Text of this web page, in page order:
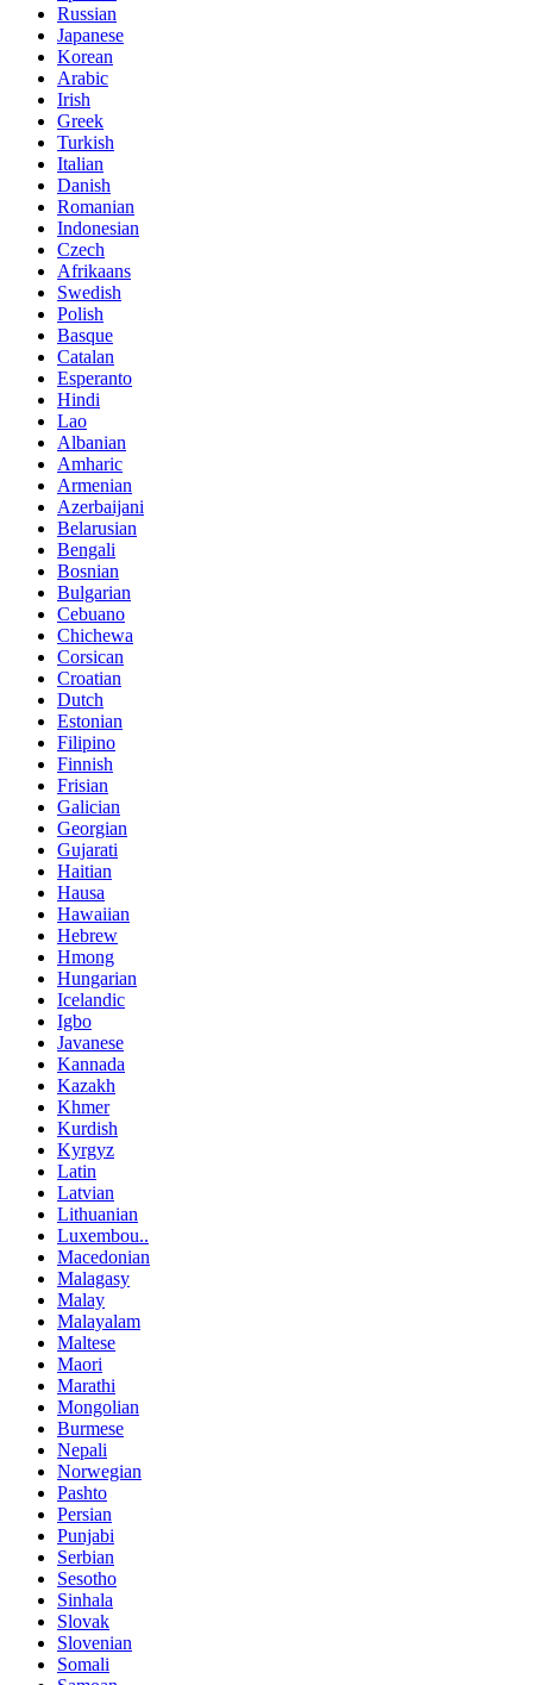
Russian
Japanese
Korean
Arabic
Irish
Greek
Turkish
Italian
Danish
Romanian
Indonesian
Czech
Afrikaans
Swedish
Polish
Basque
Catalan
Esperanto
Hindi
Lao
Albanian
Amharic
Armenian
Azerbaijani
Belarusian
Bengali
Bosnian
Bulgarian
Cebuano
Chichewa
Corsican
Croatian
Dutch
Estonian
Filipino
Finnish
Frisian
Galician
Georgian
Gujarati
Haitian
Hausa
Hawaiian
Hebrew
Hmong
Hungarian
Icelandic
Igbo
Javanese
Kannada
Kazakh
Khmer
Kurdish
Kyrgyz
Latin
Latvian
Lithuanian
Luxembou..
Macedonian
Malagasy
Malay
Malayalam
Maltese
Maori
Marathi
Mongolian
Burmese
Nepali
Norwegian
Pashto
Persian
Punjabi
Serbian
Sesotho
Sinhala
Slovak
Slovenian
Somali